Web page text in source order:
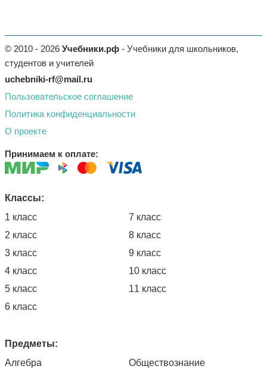
© 2010 - 2026 Учебники.рф - Учебники для школьников,
студентов и учителей
uchebniki-rf@mail.ru
Пользовательское соглашение
Политика конфиденциальности
О проекте
Принимаем к оплате:
Классы:
1 класс
2 класс
3 класс
4 класс
5 класс
6 класс
7 класс
8 класс
9 класс
10 класс
11 класс
Предметы:
Алгебра
Обществознание